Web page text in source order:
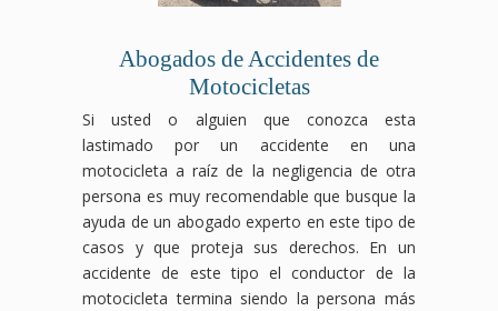
Abogados de Accidentes de
Motocicletas
Si usted o alguien que conozca esta
lastimado por un accidente en una
motocicleta a raíz de la negligencia de otra
persona es muy recomendable que busque la
ayuda de un abogado experto en este tipo de
casos y que proteja sus derechos. En un
accidente de este tipo el conductor de la
motocicleta termina siendo la persona más